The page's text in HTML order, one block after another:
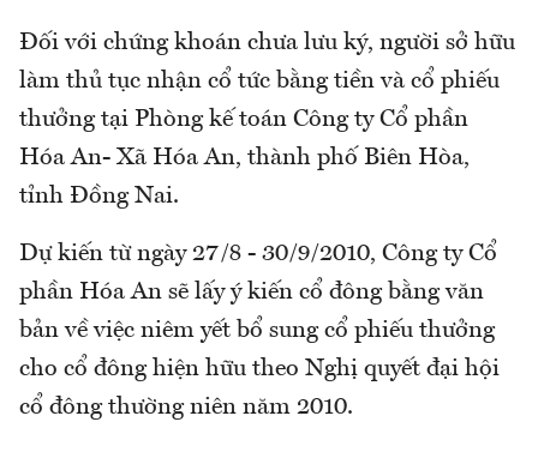
Đối với chứng khoán chưa lưu ký, người sở hữu
làm thủ tục nhận cổ tức bằng tiền và cổ phiếu
thưởng tại Phòng kế toán Công ty Cổ phần
Hóa An- Xã Hóa An, thành phố Biên Hòa,
tỉnh Đồng Nai.
Dự kiến từ ngày 27/8 - 30/9/2010, Công ty Cổ
phần Hóa An sẽ lấy ý kiến cổ đông bằng văn
bản về việc niêm yết bổ sung cổ phiếu thưởng
cho cổ đông hiện hữu theo Nghị quyết đại hội
cổ đông thường niên năm 2010.